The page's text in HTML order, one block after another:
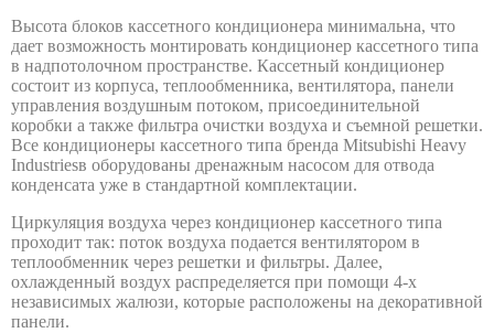
Высота блоков кассетного кондиционера минимальна, что
дает возможность монтировать кондиционер кассетного типа
в надпотолочном пространстве. Кассетный кондиционер
состоит из корпуса, теплообменника, вентилятора, панели
управления воздушным потоком, присоединительной
коробки а также фильтра очистки воздуха и съемной решетки.
Все кондиционеры кассетного типа бренда Mitsubishi Heavy
Industriesв оборудованы дренажным насосом для отвода
конденсата уже в стандартной комплектации.
Циркуляция воздуха через кондиционер кассетного типа
проходит так: поток воздуха подается вентилятором в
теплообменник через решетки и фильтры. Далее,
охлажденный воздух распределяется при помощи 4-х
независимых жалюзи, которые расположены на декоративной
панели.
•
•
•
•
•
•
SRK25ZSX-W
•
•